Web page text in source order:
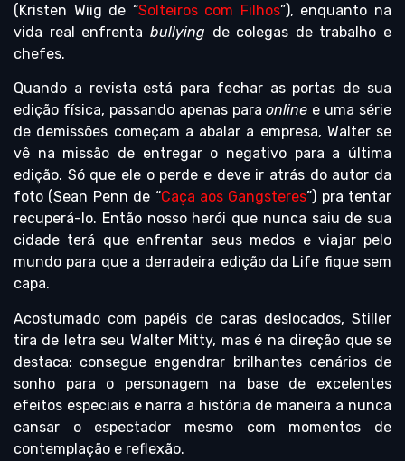
(Kristen Wiig de “Solteiros com Filhos”), enquanto na
vida real enfrenta bullying de colegas de trabalho e
chefes.
Quando a revista está para fechar as portas de sua
edição física, passando apenas paraonline e uma série
de demissões começam a abalar a empresa, Walter se
vê na missão de entregar o negativo para a última
edição. Só que ele o perde e deve ir atrás do autor da
foto (Sean Penn de “Caça aos Gangsteres”) pra tentar
recuperá-lo. Então nosso herói que nunca saiu de sua
cidade terá que enfrentar seus medos e viajar pelo
mundo para que a derradeira edição da Life fique sem
capa.
Acostumado com papéis de caras deslocados, Stiller
tira de letra seu Walter Mitty, mas é na direção que se
destaca: consegue engendrar brilhantes cenários de
sonho para o personagem na base de excelentes
efeitos especiais e narra a história de maneira a nunca
cansar o espectador mesmo com momentos de
contemplação e reflexão.